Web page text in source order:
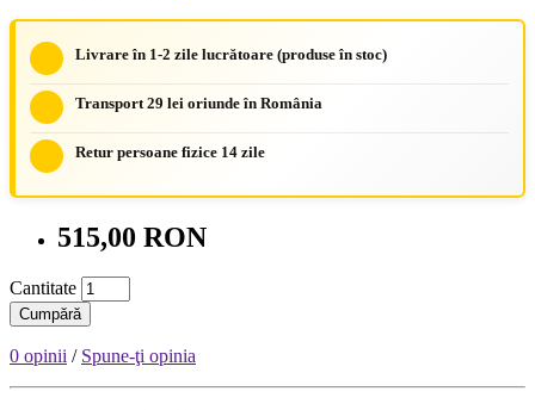
Livrare în 1-2 zile lucrătoare (produse în stoc)
Transport 29 lei oriunde în România
Retur persoane fizice 14 zile
515,00 RON
Cantitate
Cumpără
0 opinii / Spune-ţi opinia